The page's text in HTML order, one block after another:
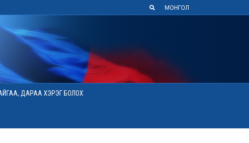
МОНГОЛ
ДАРАА ХЭРЭГ БОЛОХ